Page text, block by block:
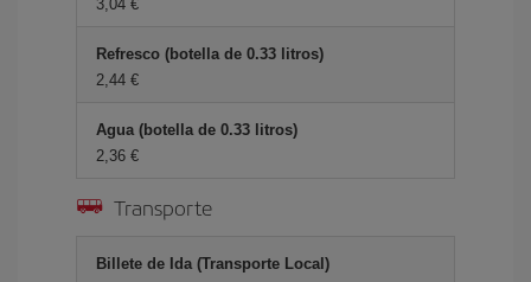
3,04 €
Refresco (botella de 0.33 litros)
2,44 €
Agua (botella de 0.33 litros)
2,36 €
Transporte
Billete de Ida (Transporte Local)